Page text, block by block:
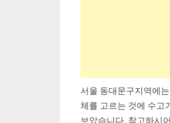
서울 동대문구지역에
체를 고르는 것에 수고
보았습니다. 참고하시